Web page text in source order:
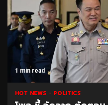
1 min read
HOT NEWS POLITICS